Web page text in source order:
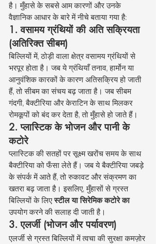
है। मुँहासे के सबसे आम कारणों और उनके
वैज्ञानिक आधार के बारे में नीचे बताया गया है:
1. वसामय ग्रंथियों की अति सक्रियता
(अतिरिक्त सीबम)
बिल्लियों में, ठोड़ी वाला क्षेत्र वसामय ग्रंथियों से
भरपूर होता है। जब ये ग्रंथियाँ तनाव, हार्मोन या
आनुवंशिक कारकों के कारण अतिसक्रिय हो जाती
हैं, तो सीबम का संचय बढ़ जाता है। जब सीबम
गंदगी, बैक्टीरिया और केराटिन के साथ मिलकर
रोमकूपों को बंद कर देता है, तो मुँहासे हो जाते हैं।
2. प्लास्टिक के भोजन और पानी के
कटोरे
प्लास्टिक की सतहों पर सूक्ष्म खरोंच समय के साथ
बैक्टीरिया को फँसा लेते हैं। जब ये बैक्टीरिया जबड़े
के संपर्क में आते हैं, तो रुकावट और संक्रमण का
खतरा बढ़ जाता है। इसलिए, मुँहासों से ग्रस्त
बिल्लियों के लिए स्टील या सिरेमिक कटोरे का
उपयोग करने की सलाह दी जाती है।
3. एलर्जी (भोजन और पर्यावरण)
एलर्जी से ग्रस्त बिल्लियों में त्वचा की सुरक्षा कमज़ोर